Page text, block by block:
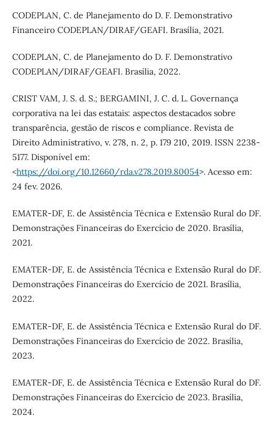
CODEPLAN, C. de Planejamento do D. F. Demonstrativo
Financeiro CODEPLAN/DIRAF/GEAFI. Brasília, 2021.
CODEPLAN, C. de Planejamento do D. F. Demonstrativo
CODEPLAN/DIRAF/GEAFI. Brasília, 2022.
CRIST VAM, J. S. d. S.; BERGAMINI, J. C. d. L. Governança
corporativa na lei das estatais: aspectos destacados sobre
transparência, gestão de riscos e compliance. Revista de
Direito Administrativo, v. 278, n. 2, p. 179 210, 2019. ISSN 2238-
5177. Disponível em:
<https://doi.org/10.12660/rda.v278.2019.80054>. Acesso em:
24 fev. 2026.
EMATER-DF, E. de Assistência Técnica e Extensão Rural do DF.
Demonstrações Financeiras do Exercício de 2020. Brasília,
2021.
EMATER-DF, E. de Assistência Técnica e Extensão Rural do DF.
Demonstrações Financeiras do Exercício de 2021. Brasília,
2022.
EMATER-DF, E. de Assistência Técnica e Extensão Rural do DF.
Demonstrações Financeiras do Exercício de 2022. Brasília,
2023.
EMATER-DF, E. de Assistência Técnica e Extensão Rural do DF.
Demonstrações Financeiras do Exercício de 2023. Brasília,
2024.